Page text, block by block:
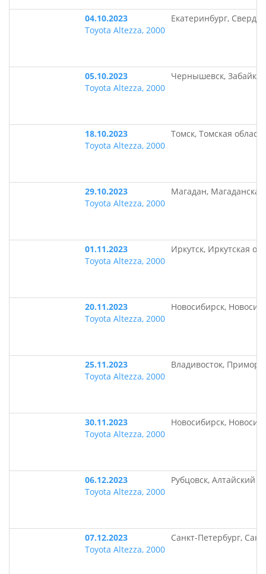
04.10.2023
Toyota Altezza, 2000
Екатеринбург,
05.10.2023
Toyota Altezza, 2000
Чернышевск,
18.10.2023
Toyota Altezza, 2000
Томск, Томская область
29.10.2023
Toyota Altezza, 2000
Магадан, Магаданская
01.11.2023
Toyota Altezza, 2000
Иркутск, Иркутская
20.11.2023
Toyota Altezza, 2000
Новосибирск,
25.11.2023
Toyota Altezza, 2000
Владивосток,
30.11.2023
Toyota Altezza, 2000
Новосибирск,
06.12.2023
Toyota Altezza, 2000
Рубцовск, Алтайский
07.12.2023
Toyota Altezza, 2000
Санкт-Петербург,